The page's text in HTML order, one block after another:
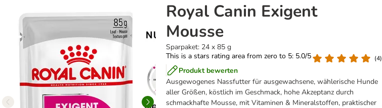
Royal Canin Exigent
Mousse
Sparpaket: 24 x 85 g
This is a stars rating area from zero to 5: 5.0/5
(4)
Produkt bewerten
Ausgewogenes Nassfutter für ausgewachsene, wählerische Hunde
aller Größen, köstlich im Geschmack, hohe Akzeptanz durch
schmackhafte Mousse, mit Vitaminen & Mineralstoffen, praktischer